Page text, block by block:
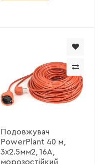
Подовжувач
PowerPlant 40 м,
3x2.5мм2, 16А,
морозостійкий